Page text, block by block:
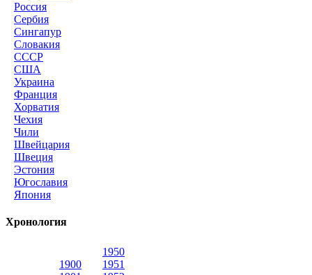
Россия
Сербия
Сингапур
Словакия
СССР
США
Украина
Франция
Хорватия
Чехия
Чили
Швейцария
Швеция
Эстония
Югославия
Япония
Хронология
1900
1950
1951